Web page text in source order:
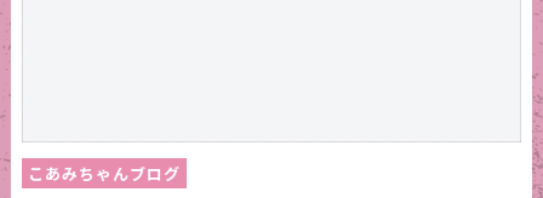
こあみちゃんブログ